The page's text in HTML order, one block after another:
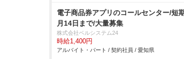
電子商品券アプリのコールセンター/短
月14日まで/大量募集
株式会社ベルシステム24
時給1,400円
アルバイト・パート / 契約社員 / 愛知県